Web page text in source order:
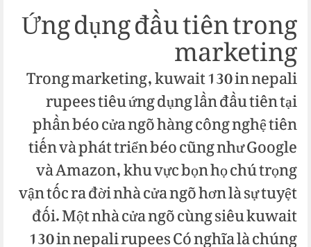
Ứng dụng đầu tiên trong
marketing
Trong marketing, kuwait 130 in nepali
rupees tiêu ứng dụng lần đầu tiên tại
phần béo cửa ngõ hàng công nghệ tiên
tiến và phát triển béo cũng như Google
và Amazon, khu vực bọn họ chú trọng
vận tốc ra đời nhà cửa ngõ hơn là sự tuyệt
đối. Một nhà cửa ngõ cùng siêu kuwait